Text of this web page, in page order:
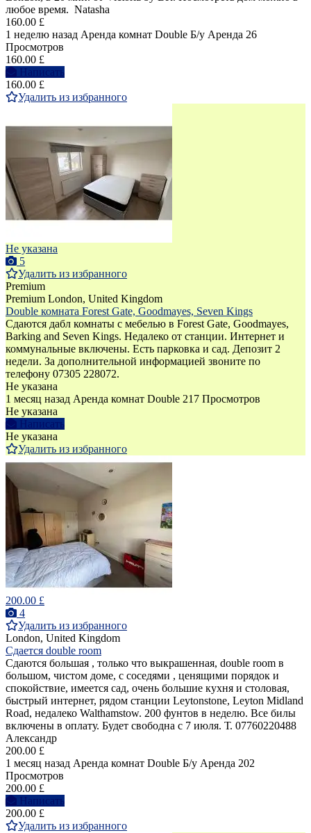
любое время. Natasha
160.00 £
1 неделю назад Аренда комнат Double Б/у Аренда 26
Просмотров
160.00 £
Написать
160.00 £
Удалить из избранного
Не указана
5
Удалить из избранного
Premium
Premium London, United Kingdom
Double комната Forest Gate, Goodmayes, Seven Kings
Сдаются дабл комнаты с мебелью в Forest Gate, Goodmayes,
Barking and Seven Kings. Недалеко от станции. Интернет и
коммунальные включены. Есть парковка и сад. Депозит 2
недели. За дополнительной информацией звоните по
телефону 07305 228072.
Не указана
1 месяц назад Аренда комнат Double 217 Просмотров
Не указана
Написать
Не указана
Удалить из избранного
200.00 £
4
Удалить из избранного
London, United Kingdom
Сдается double room
Сдаются большая , только что выкрашенная, double room в
большом, чистом доме, с соседями , ценящими порядок и
спокойствие, имеется сад, очень большие кухня и столовая,
быстрый интернет, рядом станции Leytonstone, Leyton Midland
Road, недалеко Walthamstow. 200 фунтов в неделю. Все билы
включены в оплату. Будет свободна с 7 июля. Т. 07760220488
Александр
200.00 £
1 месяц назад Аренда комнат Double Б/у Аренда 202
Просмотров
200.00 £
Написать
200.00 £
Удалить из избранного